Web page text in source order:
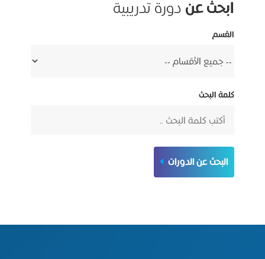
ابحث عن دورة تدريبية
القسم
كلمة البحث
البحث عن الدورات